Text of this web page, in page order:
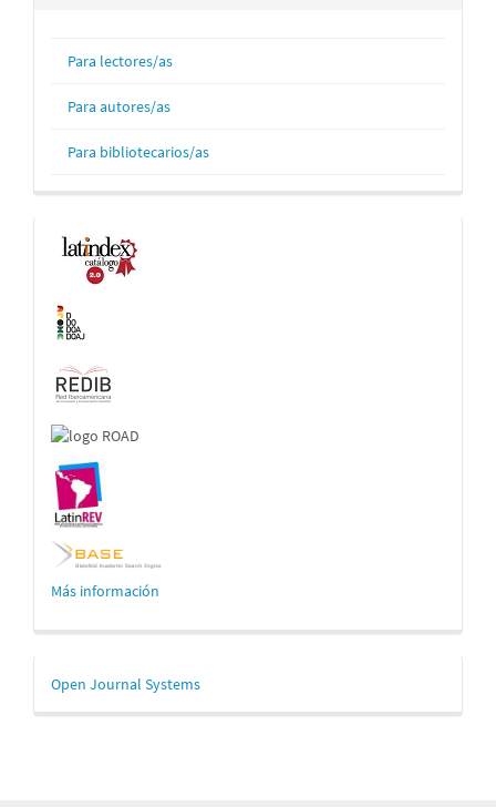
Para lectores/as
Para autores/as
Para bibliotecarios/as
Indexaciones
Más información
Desarrollado
por
Open Journal Systems